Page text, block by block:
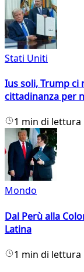
Stati Uniti
Ius soli, Trump ci
cittadinanza per
1 min di lettura
Mondo
Dal Perù alla
Latina
1 min di lettura